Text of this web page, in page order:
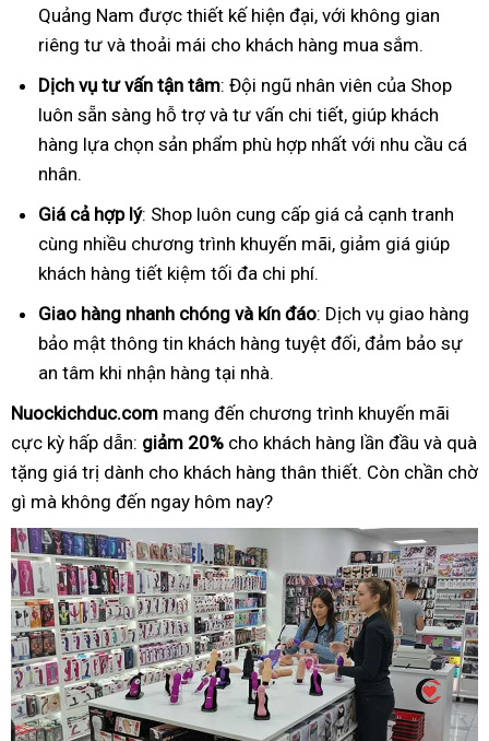
Quảng Nam được thiết kế hiện đại, với không gian
riêng tư và thoải mái cho khách hàng mua sắm.
Dịch vụ tư vấn tận tâm: Đội ngũ nhân viên của Shop
luôn sẵn sàng hỗ trợ và tư vấn chi tiết, giúp khách
hàng lựa chọn sản phẩm phù hợp nhất với nhu cầu cá
nhân.
Giá cả hợp lý: Shop luôn cung cấp giá cả cạnh tranh
cùng nhiều chương trình khuyến mãi, giảm giá giúp
khách hàng tiết kiệm tối đa chi phí.
Giao hàng nhanh chóng và kín đáo: Dịch vụ giao hàng
bảo mật thông tin khách hàng tuyệt đối, đảm bảo sự
an tâm khi nhận hàng tại nhà.
Nuockichduc.com mang đến chương trình khuyến mãi
cực kỳ hấp dẫn: giảm 20% cho khách hàng lần đầu và quà
tặng giá trị dành cho khách hàng thân thiết. Còn chần chờ
gì mà không đến ngay hôm nay?